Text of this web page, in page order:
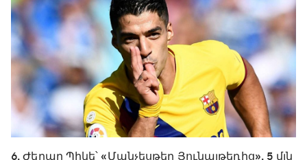
6. Ժերար Պիկե՝ «Մանչեսթեր Յունայթեդից». 5 մլն